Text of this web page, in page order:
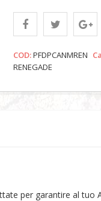
COD:PFDPCANMREN
RENEGADE
per garantire al tuo